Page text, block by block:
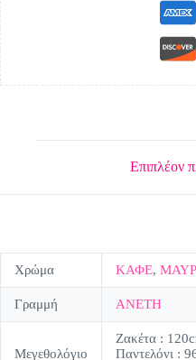
Επιπλέον
Χρώμα ΚΑΦΕ,
Γραμμή ΑΝΕΤΗ
Μεγεθολόγιο
Ζακέτα :
Παντελόνι :